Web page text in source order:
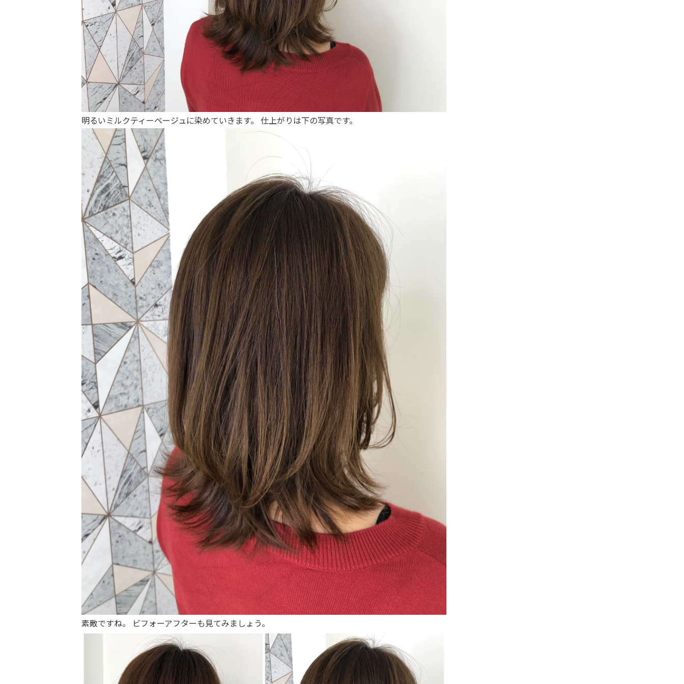
明るいミルクティーベージュに染めていきます。 仕上がりは下の写真です。
素敵ですね。 ビフォーアフターも見てみましょう。